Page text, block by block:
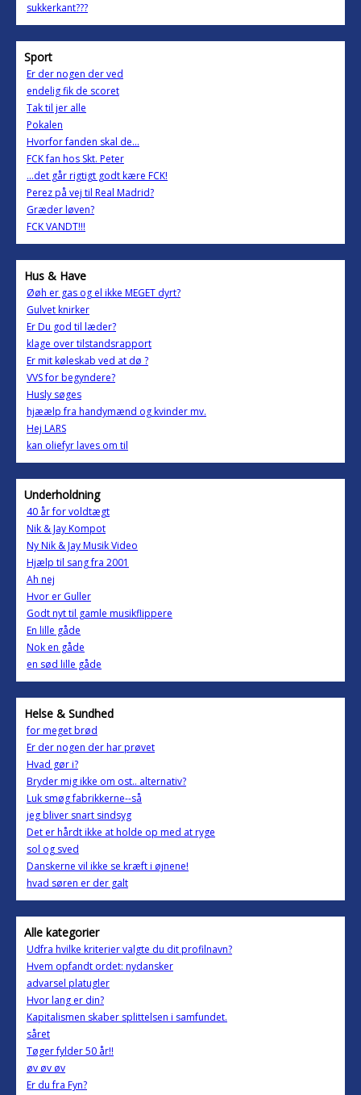
sukkerkant???
Sport
Er der nogen der ved
endelig fik de scoret
Tak til jer alle
Pokalen
Hvorfor fanden skal de...
FCK fan hos Skt. Peter
...det går rigtigt godt kære FCK!
Perez på vej til Real Madrid?
Græder løven?
FCK VANDT!!!
Hus & Have
Øøh er gas og el ikke MEGET dyrt?
Gulvet knirker
Er Du god til læder?
klage over tilstandsrapport
Er mit køleskab ved at dø ?
VVS for begyndere?
Husly søges
hjæælp fra handymænd og kvinder mv.
Hej LARS
kan oliefyr laves om til
Underholdning
40 år for voldtægt
Nik & Jay Kompot
Ny Nik & Jay Musik Video
Hjælp til sang fra 2001
Ah nej
Hvor er Guller
Godt nyt til gamle musikflippere
En lille gåde
Nok en gåde
en sød lille gåde
Helse & Sundhed
for meget brød
Er der nogen der har prøvet
Hvad gør i?
Bryder mig ikke om ost.. alternativ?
Luk smøg fabrikkerne--så
jeg bliver snart sindsyg
Det er hårdt ikke at holde op med at ryge
sol og sved
Danskerne vil ikke se kræft i øjnene!
hvad søren er der galt
Alle kategorier
Udfra hvilke kriterier valgte du dit profilnavn?
Hvem opfandt ordet: nydansker
advarsel platugler
Hvor lang er din?
Kapitalismen skaber splittelsen i samfundet.
såret
Tøger fylder 50 år!!
øv øv øv
Er du fra Fyn?